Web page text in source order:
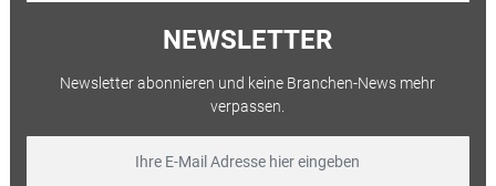
NEWSLETTER
Newsletter abonnieren und keine Branchen-News mehr
verpassen.